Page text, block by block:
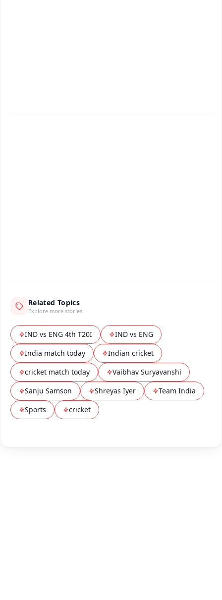
Related Topics
Explore more stories
IND vs ENG 4th T20I
IND vs ENG
India match today
Indian cricket
cricket match today
Vaibhav Suryavanshi
Sanju Samson
Shreyas Iyer
Team India
Sports
cricket